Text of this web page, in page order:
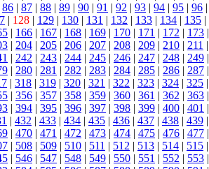
86 | 87 | 88 | 89 | 90 | 91 | 92 | 93 | 94 | 95 | 96 |
| 128 | 129 | 130 | 131 | 132 | 133 | 134 | 135 |
| 166 | 167 | 168 | 169 | 170 | 171 | 172 | 173 |
| 204 | 205 | 206 | 207 | 208 | 209 | 210 | 211 |
| 242 | 243 | 244 | 245 | 246 | 247 | 248 | 249 |
| 280 | 281 | 282 | 283 | 284 | 285 | 286 | 287 |
| 318 | 319 | 320 | 321 | 322 | 323 | 324 | 325 |
| 356 | 357 | 358 | 359 | 360 | 361 | 362 | 363 |
| 394 | 395 | 396 | 397 | 398 | 399 | 400 | 401 |
| 432 | 433 | 434 | 435 | 436 | 437 | 438 | 439 |
| 470 | 471 | 472 | 473 | 474 | 475 | 476 | 477 |
| 508 | 509 | 510 | 511 | 512 | 513 | 514 | 515 |
| 546 | 547 | 548 | 549 | 550 | 551 | 552 | 553 |